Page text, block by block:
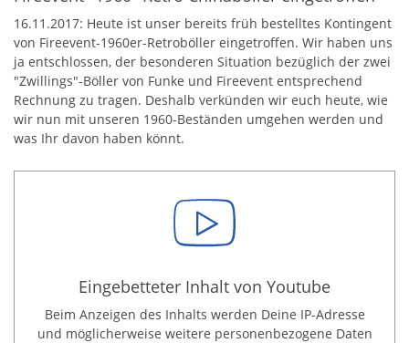
16.11.2017: Heute ist unser bereits früh bestelltes Kontingent
von Fireevent-1960er-Retroböller eingetroffen. Wir haben uns
ja entschlossen, der besonderen Situation bezüglich der zwei
"Zwillings"-Böller von Funke und Fireevent entsprechend
Rechnung zu tragen. Deshalb verkünden wir euch heute, wie
wir nun mit unseren 1960-Beständen umgehen werden und
was Ihr davon haben könnt.
Eingebetteter Inhalt von Youtube
Beim Anzeigen des Inhalts werden Deine IP-Adresse
und möglicherweise weitere personenbezogene Daten